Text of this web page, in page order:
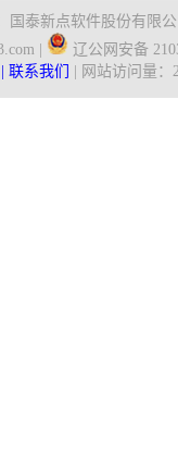
国泰新点软件股份有限公
|
辽公网安备
联系我们 | 网站访问量：